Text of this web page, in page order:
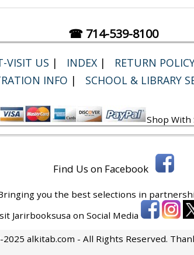
☎ 714-539-8100
VISIT US | INDEX | RETURN
INFO | SCHOOL & LIBRARY
Shop With
Find Us on Facebook
you the best selections in
Jarirbooksusa on Social Media
alkitab.com - All Rights Reserved.